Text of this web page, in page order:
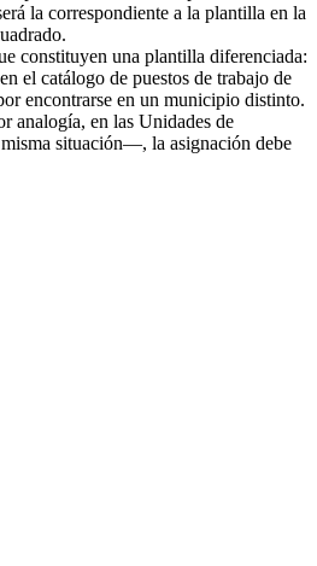
la correspondiente a la plantilla en la
constituyen una plantilla diferenciada:
el catálogo de puestos de trabajo de
encontrarse en un municipio distinto.
analogía, en las Unidades de
situación—, la asignación debe